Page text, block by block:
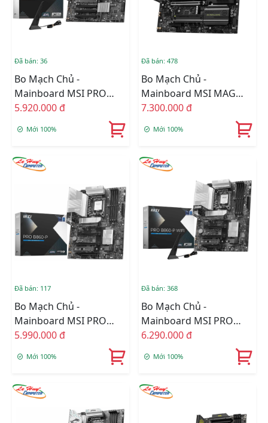
Đã bán: 36
Bo Mạch Chủ -
Mainboard MSI PRO
B860M-A WIFI DDR5
5.920.000 đ
Mới 100%
Đã bán: 478
Bo Mạch Chủ -
Mainboard MSI MAG
B860M MORTAR WIFI
7.300.000 đ
Mới 100%
Đã bán: 117
Bo Mạch Chủ -
Mainboard MSI PRO
B860-P DDR5
5.990.000 đ
Mới 100%
Đã bán: 368
Bo Mạch Chủ -
Mainboard MSI PRO
B860-P WIFI DDR5
6.290.000 đ
Mới 100%